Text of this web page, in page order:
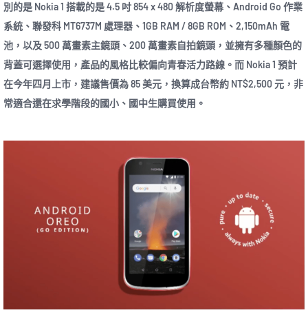
別的是 Nokia 1 搭載的是 4.5 吋 854 x 480 解析度螢幕、Android Go 作業
系統、聯發科 MT6737M 處理器、1GB RAM / 8GB ROM、2,150mAh 電
池，以及 500 萬畫素主鏡頭、200 萬畫素自拍鏡頭，並擁有多種顏色的
背蓋可選擇使用，產品的風格比較偏向青春活力路線。而 Nokia 1 預計
在今年四月上市，建議售價為 85 美元，換算成台幣約 NT$2,500 元，非
常適合還在求學階段的國小、國中生購買使用。